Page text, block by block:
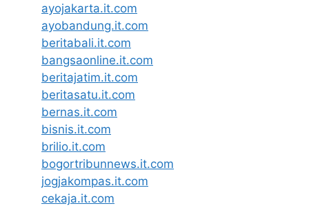
ayojakarta.it.com
ayobandung.it.com
beritabali.it.com
bangsaonline.it.com
beritajatim.it.com
beritasatu.it.com
bernas.it.com
bisnis.it.com
brilio.it.com
bogortribunnews.it.com
jogjakompas.it.com
cekaja.it.com